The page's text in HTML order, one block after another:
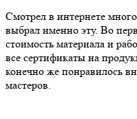
Смотрел в интернете
выбрал именно эту. Во
стоимость материала и
все сертификаты на
конечно же понравилось
мастеров.